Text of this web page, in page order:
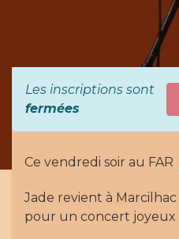
Les inscriptions sont
fermées
Ce vendredi soir au FAR
Jade revient à
pour un concert joyeux